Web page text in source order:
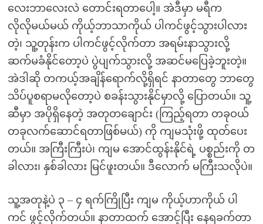
လေးဘာလေးလဲ တောင်းရတာပေါ့။ အဲဒီမှာ မရီက
လိုလိုမယ်မယ် ကိုယ့်ဘာသာကိုယ် ပါကင်ဖွင့်သွားပါလား
တဲ့၊ သူ့တုန်းက ပါကင်ဖွင့်လိုက်တာ အရမ်းနာသွားလို့
ဆက်မခံနိုင်တော့ပဲ ပွဲပျက်သွားလို့ အဆင်မပြေခဲ့ဘူးတဲ့။
အဲဒါဆို တကယ့်အချိန်ရောက်လို့ရှိရင် နာတာတွေ ဘာတွေ
သိပ်ပူစရာမလိုတော့ပဲ စခန်းသွားနိုင်မှာလို့ ပြောတယ်။ သူ့
ဆီမှာ အပိုရှိနေတဲ့ အတုတချောင်း (ကြည့်ရတာ တခုဝယ်
တခုလက်ဆောင်ရတာဖြစ်မယ်) ကို ကျမသုံးဖို့ ထုတ်ပေး
တယ်။ အကြီးကြီးပဲ၊ ကျမ အောင်ထွန်းနိုင်ရဲ့ ပစ္စည်းကို တ
ခါလား၊ နှစ်ခါလား မြင်ဖူးတယ်။ ဒီလောက် မကြီးသလိုပဲ။
သူ့အတုနဲ့ပဲ ၃ – ၄ ရက်ကြိုပြီး ကျမ ကိုယ့်ဟာကိုယ် ပါ
ကင် ဖွင့်လိုက်တယ်။ နာတာထက် အောင့်ပြီး နေရခက်တာ